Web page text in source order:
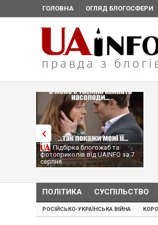
ГОЛОВНА ОГЛЯД БЛОГОСФЕРИ
Підбірка блогожаб та
фотоприколів від UAINFO за 7
серпня
ПОЛІТИКА СУСПІЛЬСТВО
РОСІЙСЬКО-УКРАЇНСЬКА ВІЙНА